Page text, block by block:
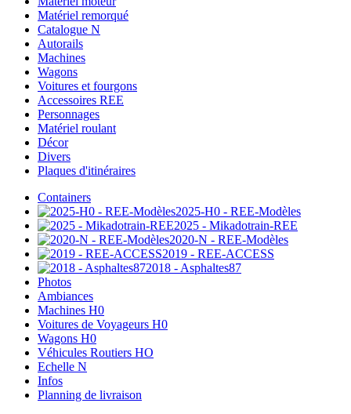
Matériel remorqué
Catalogue N
Autorails
Machines
Wagons
Voitures et fourgons
Accessoires REE
Personnages
Matériel roulant
Décor
Divers
Plaques d'itinéraires
Containers
2025-H0 - REE-Modèles
2025 - Mikadotrain-REE
2020-N - REE-Modèles
2019 - REE-ACCESS
2018 - Asphaltes87
Photos
Ambiances
Machines H0
Voitures de Voyageurs H0
Wagons H0
Véhicules Routiers HO
Echelle N
Infos
Planning de livraison